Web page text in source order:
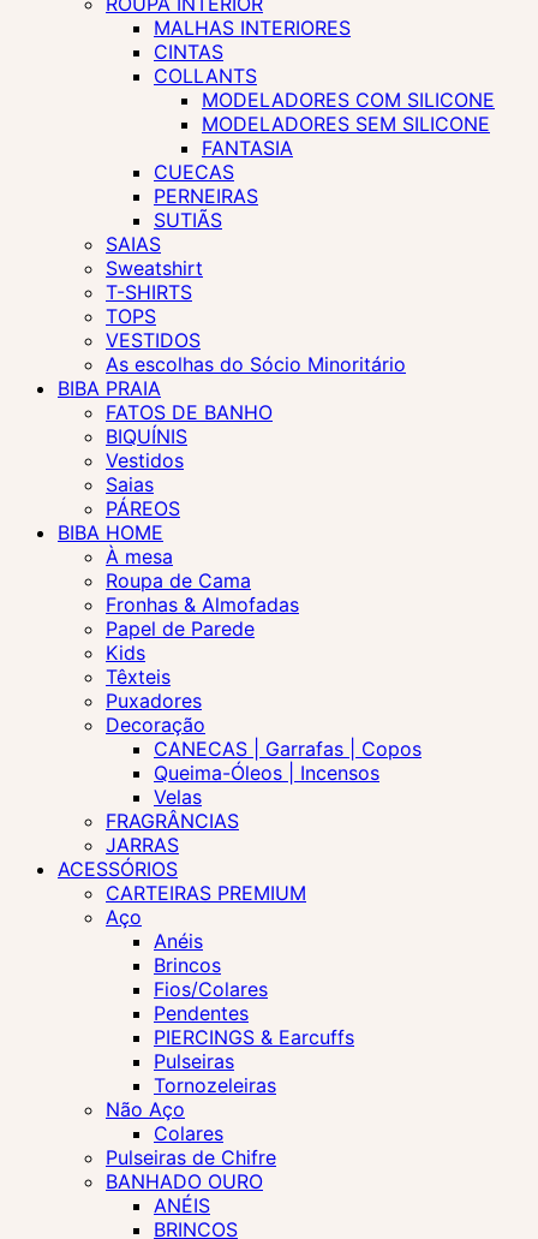
MALHAS INTERIORES
CINTAS
COLLANTS
MODELADORES COM SILICONE
MODELADORES SEM SILICONE
FANTASIA
CUECAS
PERNEIRAS
SUTIÃS
SAIAS
Sweatshirt
T-SHIRTS
TOPS
VESTIDOS
As escolhas do Sócio Minoritário
BIBA PRAIA
FATOS DE BANHO
BIQUÍNIS
Vestidos
Saias
PÁREOS
BIBA HOME
À mesa
Roupa de Cama
Fronhas & Almofadas
Papel de Parede
Kids
Têxteis
Puxadores
Decoração
CANECAS | Garrafas | Copos
Queima-Óleos | Incensos
Velas
FRAGRÂNCIAS
JARRAS
ACESSÓRIOS
CARTEIRAS PREMIUM
Aço
Anéis
Brincos
Fios/Colares
Pendentes
PIERCINGS & Earcuffs
Pulseiras
Tornozeleiras
Não Aço
Colares
Pulseiras de Chifre
BANHADO OURO
ANÉIS
BRINCOS